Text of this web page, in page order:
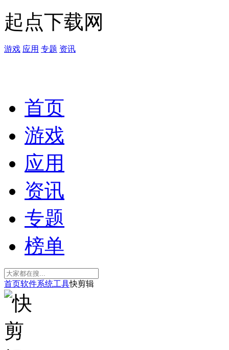
起点下载网
游戏 应用 专题 资讯
首页
游戏
应用
资讯
专题
榜单
首页软件系统工具快剪辑